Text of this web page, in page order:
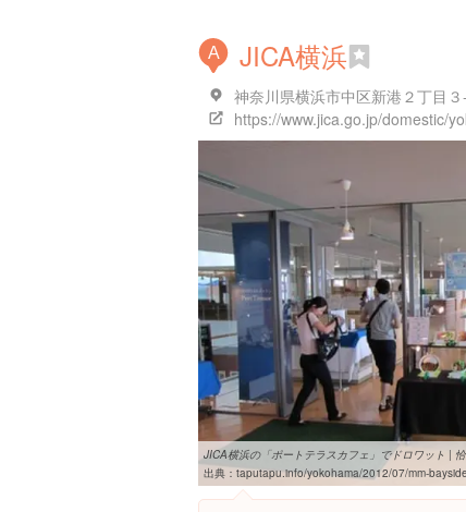
A JICA横浜
神奈川県横浜市中区新港２丁目
JICA横浜の「ポートテラスカフェ」でドロワット |
出典： taputapu.info/yokohama/2012/07/mm-